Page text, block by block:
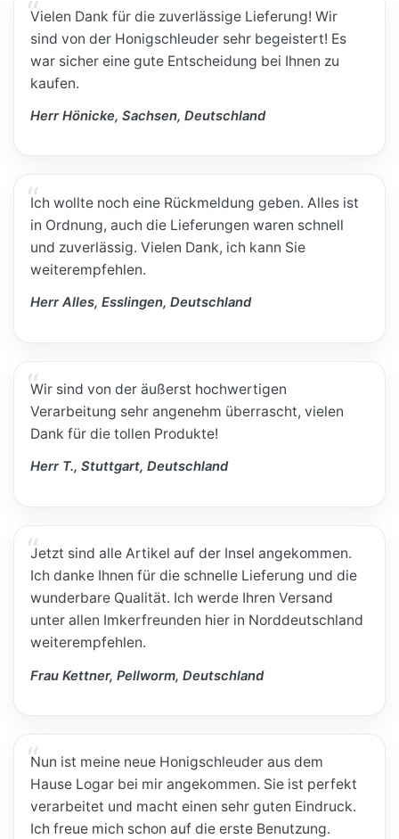
Vielen Dank für die zuverlässige Lieferung! Wir
sind von der Honigschleuder sehr begeistert! Es
war sicher eine gute Entscheidung bei Ihnen zu
kaufen.
Herr Hönicke, Sachsen, Deutschland
Ich wollte noch eine Rückmeldung geben. Alles ist
in Ordnung, auch die Lieferungen waren schnell
und zuverlässig. Vielen Dank, ich kann Sie
weiterempfehlen.
Herr Alles, Esslingen, Deutschland
Wir sind von der äußerst hochwertigen
Verarbeitung sehr angenehm überrascht, vielen
Dank für die tollen Produkte!
Herr T., Stuttgart, Deutschland
Jetzt sind alle Artikel auf der Insel angekommen.
Ich danke Ihnen für die schnelle Lieferung und die
wunderbare Qualität. Ich werde Ihren Versand
unter allen Imkerfreunden hier in Norddeutschland
weiterempfehlen.
Frau Kettner, Pellworm, Deutschland
Nun ist meine neue Honigschleuder aus dem
Hause Logar bei mir angekommen. Sie ist perfekt
verarbeitet und macht einen sehr guten Eindruck.
Ich freue mich schon auf die erste Benutzung.